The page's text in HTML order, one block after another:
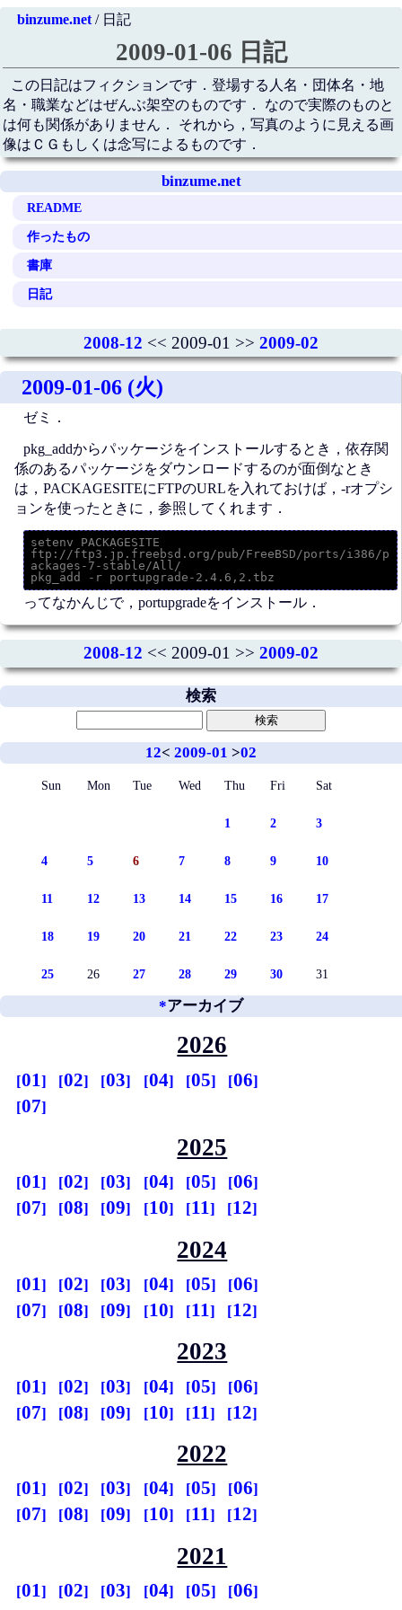
binzume.net/ 日記
2009-01-06 日記
この日記はフィクションです．登場する人名・団体名・地
名・職業などはぜんぶ架空のものです． なので実際のものと
は何も関係がありません． それから，写真のように見える画
像はＣＧもしくは念写によるものです．
binzume.net
README
作ったもの
書庫
日記
2008-12 << 2009-01 >> 2009-02
2009-01-06 (火)
ゼミ．
pkg_addからパッケージをインストールするとき，依存関
係のあるパッケージをダウンロードするのが面倒なとき
は，PACKAGESITEにFTPのURLを入れておけば，-rオプシ
ョンを使ったときに，参照してくれます．
setenv PACKAGESITE
ftp://ftp3.jp.freebsd.org/pub/FreeBSD/ports/i386/p
ackages-7-stable/All/
ってなかんじで，portupgradeをインストール．
2008-12 << 2009-01 >> 2009-02
検索
12< 2009-01 >02
Sun Mon Tue Wed Thu Fri Sat
1 2 3
4 5 6 7 8 9 10
11 12 13 14 15 16 17
18 19 20 21 22 23 24
25 26 27 28 29 30 31
*アーカイブ
2026
01 02 03 04 05
06
07
2025
01 02 03 04 05
06
07
08 09 10 11 12
2024
01 02 03 04 05
06
07
08 09 10 11 12
2023
01 02 03 04 05
06
07
08 09 10 11 12
2022
01 02 03 04 05
06
07
08 09 10 11 12
2021
01 02 03 04 05
06